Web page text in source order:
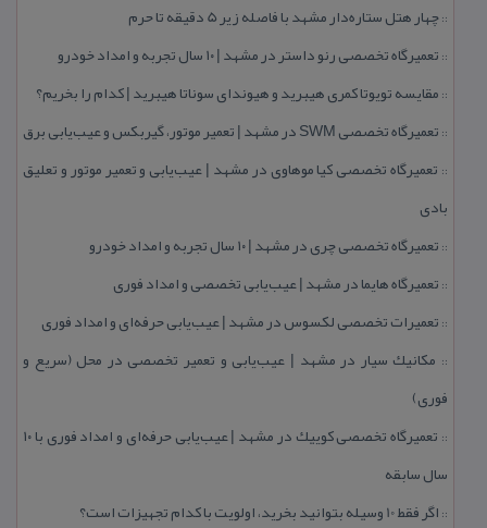
::چهار هتل‌ ستاره‌دار مشهد با فاصله زیر 5 دقیقه تا حرم
:: تعمیرگاه تخصصی رنو داستر در مشهد | ۱۰ سال تجربه و امداد خودرو
:: مقایسه تویوتا كمری هیبرید و هیوندای سوناتا هیبرید | كدام را بخریم؟
:: تعمیرگاه تخصصی SWM در مشهد | تعمیر موتور، گیربكس و عیب‌یابی برق
:: تعمیرگاه تخصصی كیا موهاوی در مشهد | عیب‌یابی و تعمیر موتور و تعلیق
بادی
:: تعمیرگاه تخصصی چری در مشهد | ۱۰ سال تجربه و امداد خودرو
:: تعمیرگاه هایما در مشهد | عیب‌یابی تخصصی و امداد فوری
:: تعمیرات تخصصی لكسوس در مشهد | عیب‌یابی حرفه‌ای و امداد فوری
:: مكانیك سیار در مشهد | عیب‌یابی و تعمیر تخصصی در محل (سریع و
فوری)
::
تعمیرگاه تخصصی كوییك در مشهد | عیب‌یابی حرفه‌ای و امداد فوری با ۱۰
سال سابقه
:: اگر فقط 10 وسیله بتوانید بخرید، اولویت با كدام تجهیزات است؟